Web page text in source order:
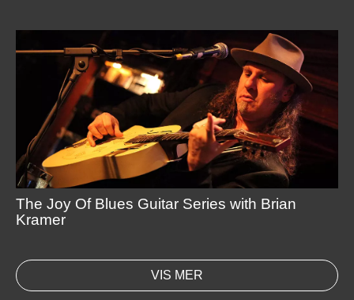
The Joy Of Blues Guitar Series with Brian
Kramer
VIS MER